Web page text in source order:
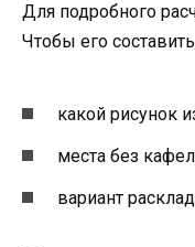
Для подробного
Чтобы его
какой рисунок
места без
вариант